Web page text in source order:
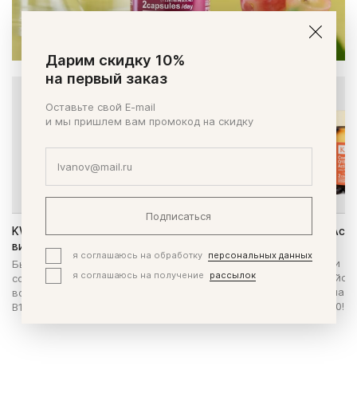
KWC Коллаген и комплекс
витаминов В1 и В2
Бьюти-добавка для улучшения
состояния кожи, а также для
восполнения недостатка витаминов
В1 и В2.
KWC Коэнзим Q10
энергообразующим и
антиоксидантным
Обновленная формула -
больше коэнзима Q10!
Дарим скидку 10%
на первый заказ
Оставьте свой E-mail
и мы пришлем вам промокод на скидку
Подписаться
я соглашаюсь на обработку
персональных данных
я соглашаюсь на получение
рассылок